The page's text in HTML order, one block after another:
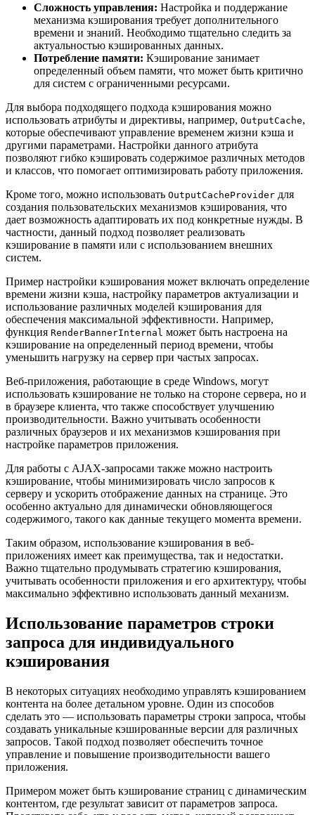
Сложность управления: Настройка и поддержание
механизма кэширования требует дополнительного
времени и знаний. Необходимо тщательно следить за
актуальностью кэшированных данных.
Потребление памяти: Кэширование занимает
определенный объем памяти, что может быть критично
для систем с ограниченными ресурсами.
Для выбора подходящего подхода кэширования можно
использовать атрибуты и директивы, например, OutputCache,
которые обеспечивают управление временем жизни кэша и
другими параметрами. Настройки данного атрибута
позволяют гибко кэшировать содержимое различных методов
и классов, что помогает оптимизировать работу приложения.
Кроме того, можно использовать OutputCacheProvider для
создания пользовательских механизмов кэширования, что
дает возможность адаптировать их под конкретные нужды. В
частности, данный подход позволяет реализовать
кэширование в памяти или с использованием внешних
систем.
Пример настройки кэширования может включать определение
времени жизни кэша, настройку параметров актуализации и
использование различных моделей кэширования для
обеспечения максимальной эффективности. Например,
функция RenderBannerInternal может быть настроена на
кэширование на определенный период времени, чтобы
уменьшить нагрузку на сервер при частых запросах.
Веб-приложения, работающие в среде Windows, могут
использовать кэширование не только на стороне сервера, но и
в браузере клиента, что также способствует улучшению
производительности. Важно учитывать особенности
различных браузеров и их механизмов кэширования при
настройке параметров приложения.
Для работы с AJAX-запросами также можно настроить
кэширование, чтобы минимизировать число запросов к
серверу и ускорить отображение данных на странице. Это
особенно актуально для динамически обновляющегося
содержимого, такого как данные текущего момента времени.
Таким образом, использование кэширования в веб-
приложениях имеет как преимущества, так и недостатки.
Важно тщательно продумывать стратегию кэширования,
учитывать особенности приложения и его архитектуру, чтобы
максимально эффективно использовать данный механизм.
Использование параметров строки
запроса для индивидуального
кэширования
В некоторых ситуациях необходимо управлять кэшированием
контента на более детальном уровне. Один из способов
сделать это — использовать параметры строки запроса, чтобы
создавать уникальные кэшированные версии для различных
запросов. Такой подход позволяет обеспечить точное
управление и повышение производительности вашего
приложения.
Примером может быть кэширование страниц с динамическим
контентом, где результат зависит от параметров запроса.